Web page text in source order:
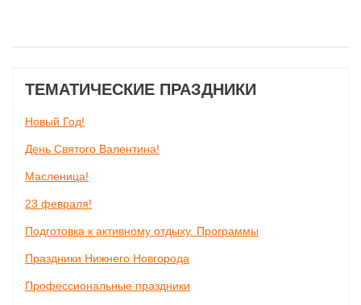
ТЕМАТИЧЕСКИЕ ПРАЗДНИКИ
Новый Год!
День Святого Валентина!
Масленица!
23 февраля!
Подготовка к активному отдыху. Программы
Праздники Нижнего Новгорода
Профессиональные праздники